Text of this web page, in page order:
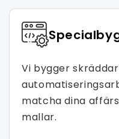
Vi bygger
matcha dina
mallar.